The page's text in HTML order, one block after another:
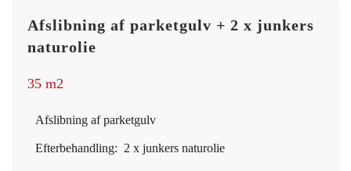
Afslibning af parketgulv + 2 x junkers
naturolie
35 m2
Afslibning af parketgulv
Efterbehandling: 2 x junkers naturolie